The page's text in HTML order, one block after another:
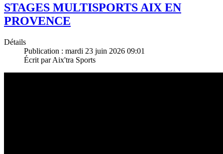
STAGES MULTISPORTS AIX EN
PROVENCE
Détails
Publication : mardi 23 juin 2026 09:01
Écrit par Aix'tra Sports